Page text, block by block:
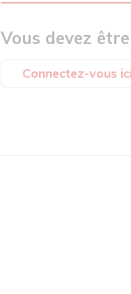
Vous devez
Connectez-vous